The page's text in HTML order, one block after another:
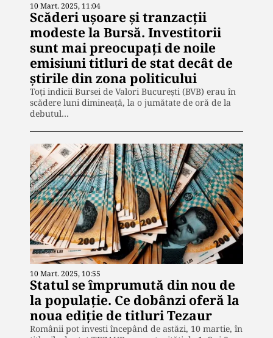
10 Mart. 2025, 11:04
Scăderi uşoare şi tranzacţii
modeste la Bursă. Investitorii
sunt mai preocupaţi de noile
emisiuni titluri de stat decât de
ştirile din zona politicului
Toţi indicii Bursei de Valori Bucureşti (BVB) erau în
scădere luni dimineaţă, la o jumătate de oră de la
debutul…
10 Mart. 2025, 10:55
Statul se împrumută din nou de
la populaţie. Ce dobânzi oferă la
noua ediţie de titluri Tezaur
Românii pot investi începând de astăzi, 10 martie, în